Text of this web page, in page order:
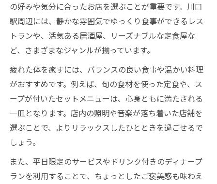
の好みや気分に合ったお店を選ぶことが重要です。川口
駅周辺には、静かな雰囲気でゆっくり食事ができるレス
トランや、活気ある居酒屋、リーズナブルな定食屋な
ど、さまざまなジャンルが揃っています。
疲れた体を癒すには、バランスの良い食事や温かい料理
がおすすめです。例えば、旬の食材を使った定食や、ス
ープが付いたセットメニューは、心身ともに満たされる
一皿となります。店内の照明や音楽が落ち着いた店舗を
選ぶことで、よりリラックスしたひとときを過ごせるで
しょう。
また、平日限定のサービスやドリンク付きのディナープ
ランを利用することで、ちょっとしたご褒美感も味わえ